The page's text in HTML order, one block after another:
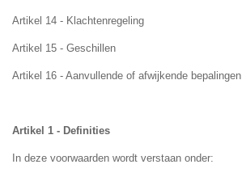
Artikel 14 - Klachtenregeling
Artikel 15 - Geschillen
Artikel 16 - Aanvullende of afwijkende bepalingen
Artikel 1 - Definities
In deze voorwaarden wordt verstaan onder: